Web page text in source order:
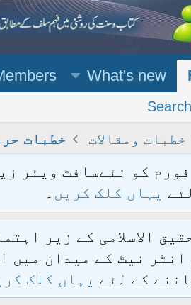
What's new
خطبات ومقالات خطبات
یہاں کلک کریں ۔
الاسلامی کے زیر
نیٹ کے میدان میں
کے لئے یہاں کلک